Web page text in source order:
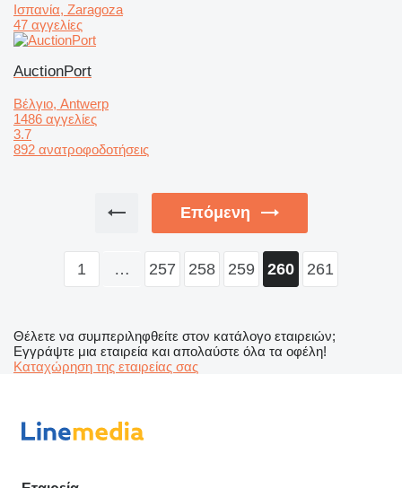
Ισπανία, Zaragoza
47 αγγελίες
AuctionPort
Βέλγιο, Antwerp
1486 αγγελίες
3.7
892 ανατροφοδοτήσεις
Επόμενη
1 … 257 258 259 260 261
Θέλετε να συμπεριληφθείτε στον κατάλογο εταιρειών;
Εγγράψτε μια εταιρεία και απολαύστε όλα τα οφέλη!
Καταχώρηση της εταιρείας σας